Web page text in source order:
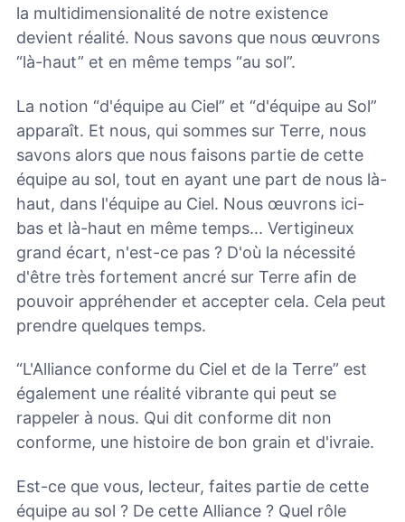
la multidimensionalité de notre existence
devient réalité. Nous savons que nous œuvrons
“là-haut” et en même temps “au sol”.
La notion “d'équipe au Ciel” et “d'équipe au Sol”
apparaît. Et nous, qui sommes sur Terre, nous
savons alors que nous faisons partie de cette
équipe au sol, tout en ayant une part de nous là-
haut, dans l'équipe au Ciel. Nous œuvrons ici-
bas et là-haut en même temps... Vertigineux
grand écart, n'est-ce pas ? D'où la nécessité
d'être très fortement ancré sur Terre afin de
pouvoir appréhender et accepter cela. Cela peut
prendre quelques temps.
“L'Alliance conforme du Ciel et de la Terre” est
également une réalité vibrante qui peut se
rappeler à nous. Qui dit conforme dit non
conforme, une histoire de bon grain et d'ivraie.
Est-ce que vous, lecteur, faites partie de cette
équipe au sol ? De cette Alliance ? Quel rôle